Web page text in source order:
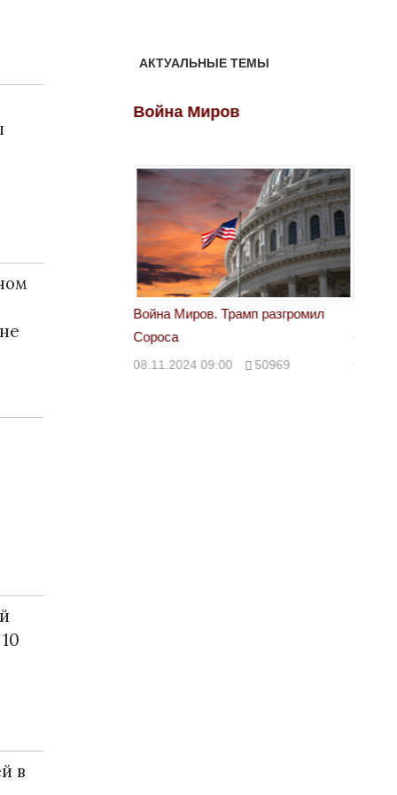
в
АКТУАЛЬНЫЕ ТЕМЫ
разгромил
Война Миров
Война Миров. Трамп разгромил
Сороса
08.11.2024 09:00 50969